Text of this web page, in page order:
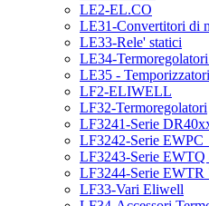
LE2-EL.CO
LE31-Convertitori di
LE33-Rele' statici
LE34-
LE35 - Temporizzatori
LF2-ELIWELL
LF32-Termoregolatori
LF3241-Serie
LF3242-Serie
LF3243-Serie EWTQ
LF3244-Serie EWTR
LF33-Vari Eliwell